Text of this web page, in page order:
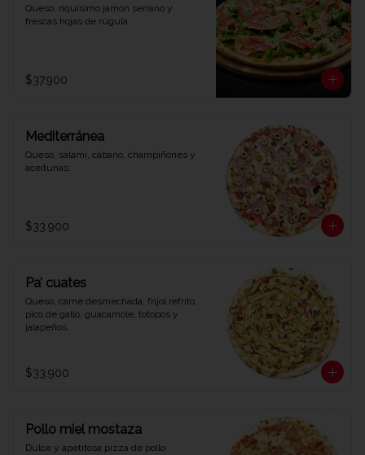
Queso, riquísimo jamón serrano y
frescas hojas de rúgula.
$37.900
Mediterránea
Queso, salamí, cabano, champiñones y
aceitunas.
$33.900
Pa’ cuates
Queso, carne desmechada, frijol refrito,
pico de gallo, guacamole, totopos y
jalapeños.
$33.900
Pollo miel mostaza
Dulce y apetitosa pizza de pollo